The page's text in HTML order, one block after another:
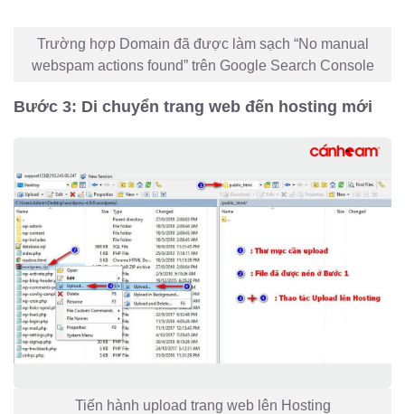
Trường hợp Domain đã được làm sạch “No manual
webspam actions found” trên Google Search Console
Bước 3: Di chuyển trang web đến hosting mới
Tiến hành upload trang web lên Hosting